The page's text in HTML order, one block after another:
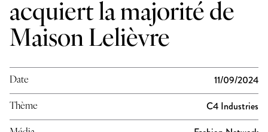
acquiert la majorité de
Maison Lelièvre
Date 11/09/2024
Thème C4 Industries